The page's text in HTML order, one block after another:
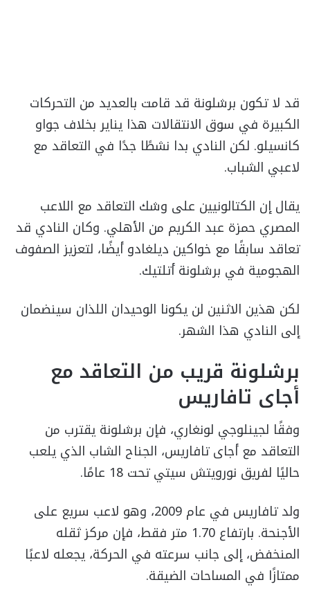
قد لا تكون برشلونة قد قامت بالعديد من التحركات
الكبيرة في سوق الانتقالات هذا يناير بخلاف جواو
كانسيلو. لكن النادي بدا نشطًا جدًا في التعاقد مع
لاعبي الشباب.
يقال إن الكتالونيين على وشك التعاقد مع اللاعب
المصري حمزة عبد الكريم من الأهلي. وكان النادي قد
تعاقد سابقًا مع خواكين ديلغادو أيضًا، لتعزيز الصفوف
الهجومية في برشلونة أتلتيك.
لكن هذين الاثنين لن يكونا الوحيدان اللذان سينضمان
إلى النادي هذا الشهر.
برشلونة قريب من التعاقد مع
أجاى تافاريس
وفقًا لجينلوجي لونغاري، فإن برشلونة يقترب من
التعاقد مع أجاى تافاريس، الجناح الشاب الذي يلعب
حاليًا لفريق نورويتش سيتي تحت 18 عامًا.
ولد تافاريس في عام 2009، وهو لاعب سريع على
الأجنحة. بارتفاع 1.70 متر فقط، فإن مركز ثقله
المنخفض، إلى جانب سرعته في الحركة، يجعله لاعبًا
ممتازًا في المساحات الضيقة.